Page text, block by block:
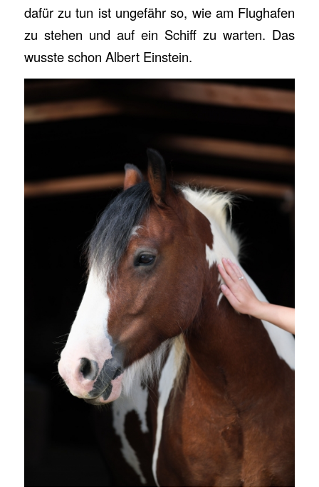
dafür zu tun ist ungefähr so, wie am Flughafen
zu stehen und auf ein Schiff zu warten. Das
wusste schon Albert Einstein.